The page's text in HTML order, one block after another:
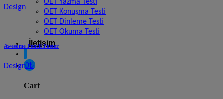
OET Yazma Testi
OET Konuşma Testi
OET Dinleme Testi
OET Okuma Testi
İletişim
0₺
Cart
Design
Awesome Pencil Poster
Design